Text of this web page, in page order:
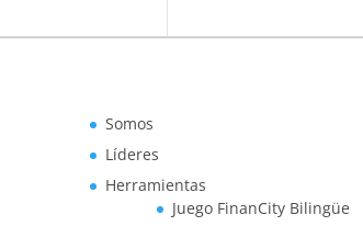
Somos
Líderes
Herramientas
Juego FinanCity Bilingüe